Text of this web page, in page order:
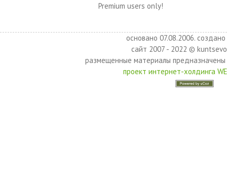
Premium users only!
основано 07.08.2006.
сайт 2007 - 2022 ©
размещенные материалы
проект интернет-холдинга